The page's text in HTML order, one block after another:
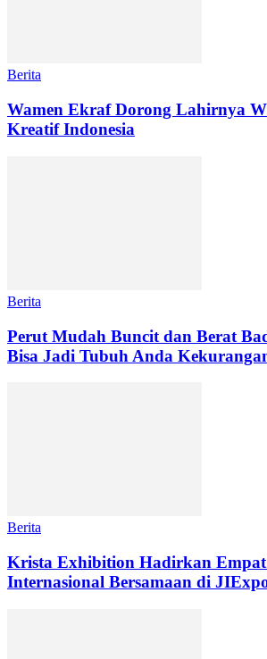
Berita
Wamen Ekraf Dorong Lahirnya
Kreatif Indonesia
Berita
Perut Mudah Buncit dan Berat
Bisa Jadi Tubuh Anda
Berita
Krista Exhibition Hadirkan Empat
Internasional Bersamaan di